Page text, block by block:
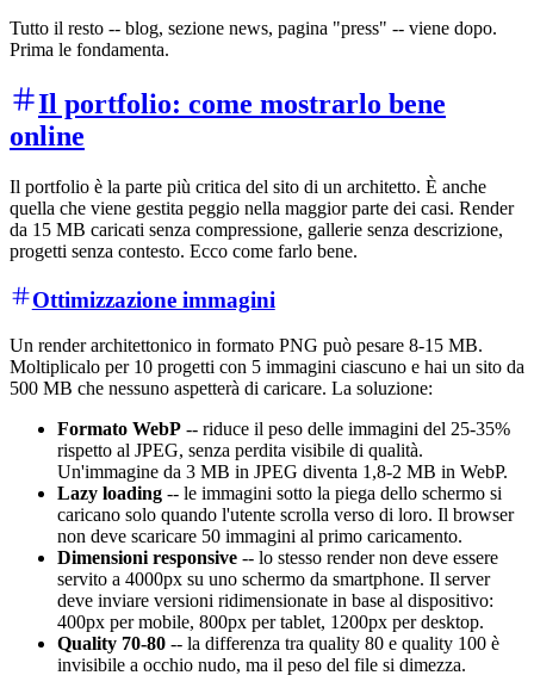
Tutto il resto -- blog, sezione news, pagina "press" -- viene dopo.
Prima le fondamenta.
Il portfolio: come mostrarlo bene
online
Il portfolio è la parte più critica del sito di un architetto. È anche
quella che viene gestita peggio nella maggior parte dei casi. Render
da 15 MB caricati senza compressione, gallerie senza descrizione,
progetti senza contesto. Ecco come farlo bene.
Ottimizzazione immagini
Un render architettonico in formato PNG può pesare 8-15 MB.
Moltiplicalo per 10 progetti con 5 immagini ciascuno e hai un sito da
500 MB che nessuno aspetterà di caricare. La soluzione:
Formato WebP -- riduce il peso delle immagini del 25-35%
rispetto al JPEG, senza perdita visibile di qualità.
Un'immagine da 3 MB in JPEG diventa 1,8-2 MB in WebP.
Lazy loading -- le immagini sotto la piega dello schermo si
caricano solo quando l'utente scrolla verso di loro. Il browser
non deve scaricare 50 immagini al primo caricamento.
Dimensioni responsive -- lo stesso render non deve essere
servito a 4000px su uno schermo da smartphone. Il server
deve inviare versioni ridimensionate in base al dispositivo:
400px per mobile, 800px per tablet, 1200px per desktop.
Quality 70-80 -- la differenza tra quality 80 e quality 100 è
invisibile a occhio nudo, ma il peso del file si dimezza.